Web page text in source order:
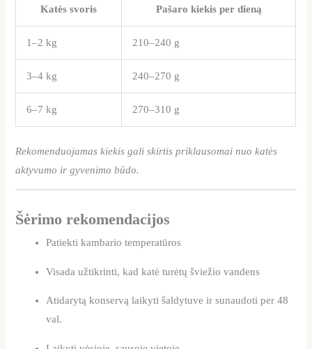
Katės svoris Pašaro kiekis per dieną
1–2 kg 210–240 g
3–4 kg 240–270 g
6–7 kg 270–310 g
Rekomenduojamas kiekis gali skirtis priklausomai nuo katės
aktyvumo ir gyvenimo būdo.
Šėrimo rekomendacijos
Patiekti kambario temperatūros
Visada užtikrinti, kad katė turėtų šviežio vandens
Atidarytą konservą laikyti šaldytuve ir sunaudoti per 48
val.